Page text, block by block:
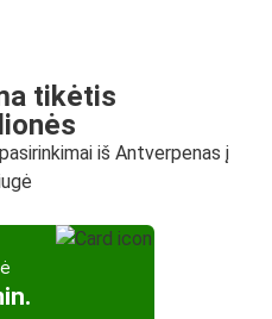
tikėtis
iš Antverpenas į